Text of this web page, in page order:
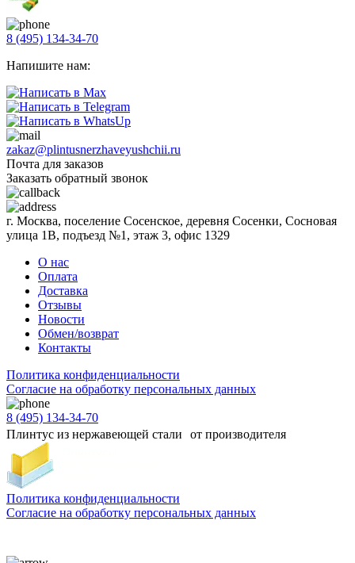
8 (495) 134-34-70
Напишите нам:
zakaz@plintusnerzhaveyushchii.ru
Почта для заказов
Заказать обратный звонок
г. Москва, поселение Сосенское, деревня Сосенки, Сосновая
улица 1В, подъезд №1, этаж 3, офис 1329
О нас
Оплата
Доставка
Отзывы
Новости
Обмен/возврат
Контакты
Политика конфиденциальности
Согласиe на обработку персональных данных
8 (495) 134-34-70
Плинтус из нержавеющей стали от производителя
Политика конфиденциальности
Согласиe на обработку персональных данных